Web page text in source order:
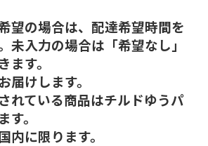
望の場合は、配達希望時間を
未入力の場合は「希望なし」
ます。
けします。
れている商品はチルドゆうパ
す。
に限ります。